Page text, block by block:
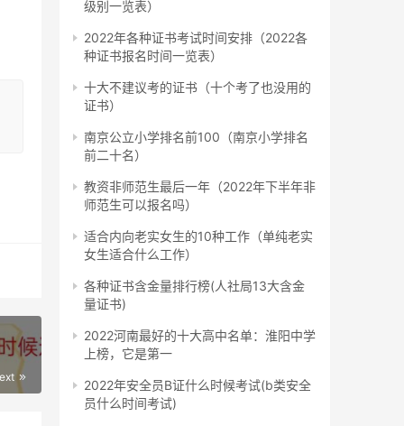
级别一览表）
2022年各种证书考试时间安排（2022各
种证书报名时间一览表）
十大不建议考的证书（十个考了也没用的
证书）
南京公立小学排名前100（南京小学排名
前二十名）
教资非师范生最后一年（2022年下半年非
师范生可以报名吗）
适合内向老实女生的10种工作（单纯老实
女生适合什么工作）
各种证书含金量排行榜(人社局13大含金
量证书)
2022河南最好的十大高中名单：淮阳中学
上榜，它是第一
2022年安全员B证什么时候考试(b类安全
员什么时间考试)